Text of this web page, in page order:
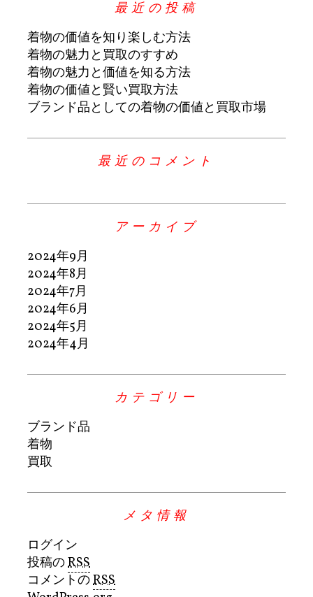
最近の投稿
着物の価値を知り楽しむ方法
着物の魅力と買取のすすめ
着物の魅力と価値を知る方法
着物の価値と賢い買取方法
ブランド品としての着物の価値と買取市場
最近のコメント
アーカイブ
2024年9月
2024年8月
2024年7月
2024年6月
2024年5月
2024年4月
カテゴリー
ブランド品
着物
買取
メタ情報
ログイン
投稿のRSS
コメントのRSS